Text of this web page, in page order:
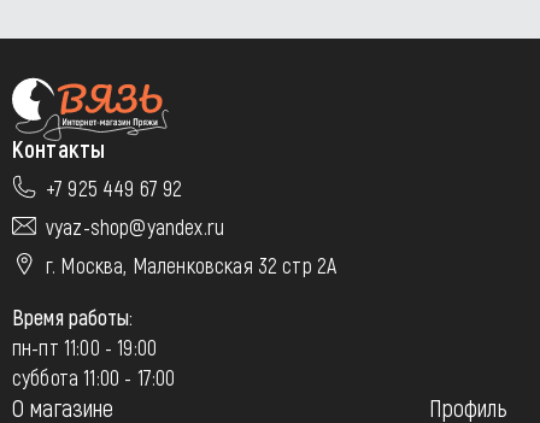
Контакты
+7 925 449 67 92
vyaz-shop@yandex.ru
г. Москва, Маленковская 32 стр 2А
Время работы:
пн-пт 11:00 - 19:00
суббота 11:00 - 17:00
О магазине
Профиль